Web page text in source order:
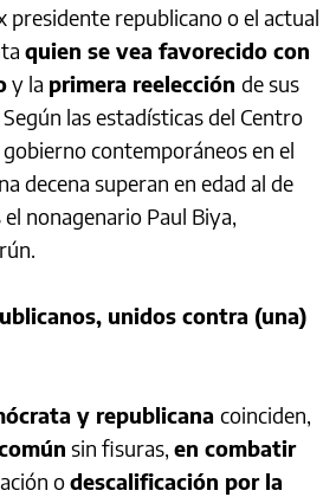
presidente republicano o el actual
quien se vea favorecido con
y la primera reelección de sus
las estadísticas del Centro
gobierno contemporáneos en el
decena superan en edad al de
nonagenario Paul Biya,
unidos contra (una)
y republicana coinciden,
sin fisuras, en combatir
odescalificación por la